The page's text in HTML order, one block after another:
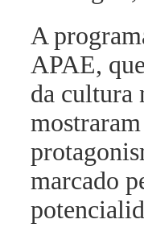
A
APAE,
da cultura
marcado